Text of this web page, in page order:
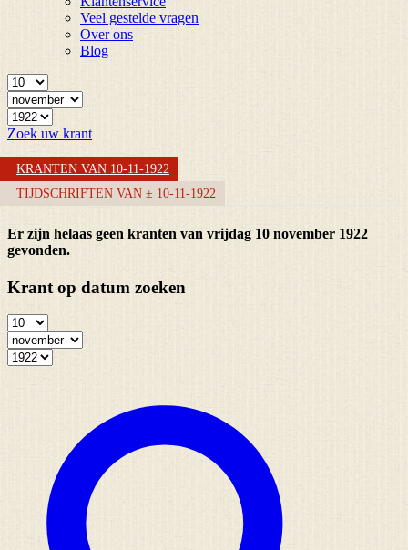
Veel gestelde vragen
Over ons
Blog
Zoek uw krant
KRANTEN VAN 10-11-1922
TIJDSCHRIFTEN VAN ± 10-11-1922
Er zijn helaas geen kranten van vrijdag 10 november 1922
gevonden.
Krant op datum zoeken